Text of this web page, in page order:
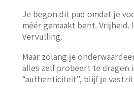
Je begon dit pad omdat je
méér gemaakt bent. Vrijheid.
Vervulling.
Maar zolang je
alles zelf probeert te dragen
“authenticiteit”, blijf je